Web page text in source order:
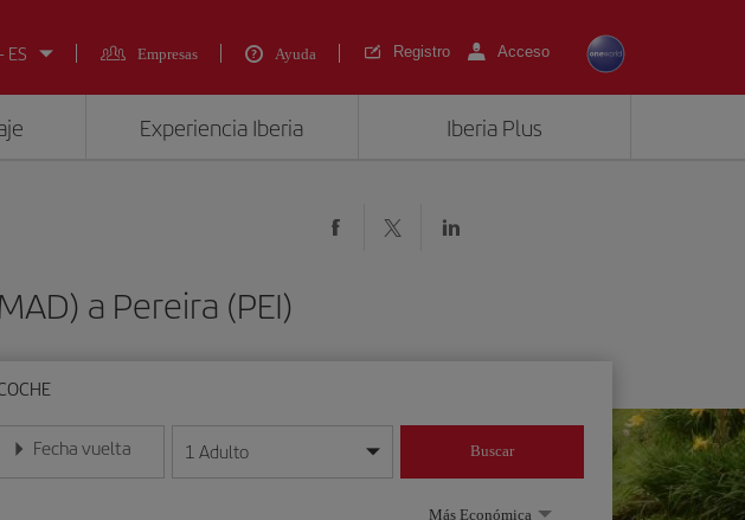
ES
Empresas Ayuda Registro Acceso
Experiencia Iberia Iberia Plus
a Pereira (PEI)
formato día/mes/año
Fecha vuelta
Introduce la fecha en formato día/mes/año
1 Adulto Buscar
Más Económica